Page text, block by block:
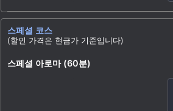
스페셜 코스
(할인 가격은 현금가 기준입니다)
스페셜 아로마 (60분)